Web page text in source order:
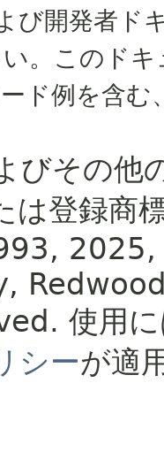
び開発者ド
。このド
ド例を含
びその
は登録商
2025,
使用
シーが適